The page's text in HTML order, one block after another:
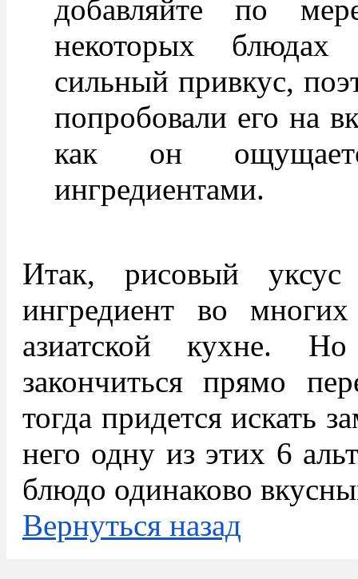
добавляйте по
некоторых
сильный привкус,
попробовали его на
как он
ингредиентами.
Итак, рисовый уксус
ингредиент во
азиатской кухне.
закончиться прямо
тогда придется искать
него одну из этих 6
блюдо одинаково
Вернуться назад